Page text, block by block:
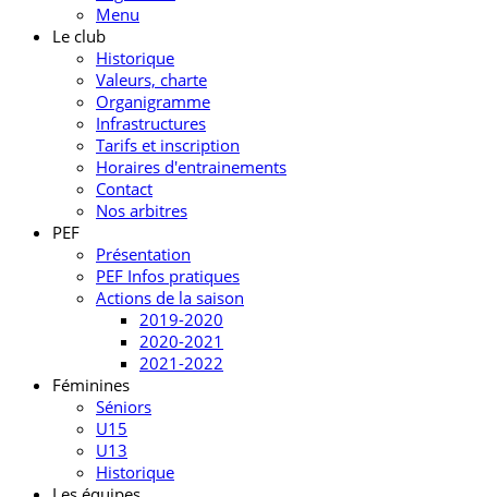
Menu
Le club
Historique
Valeurs, charte
Organigramme
Infrastructures
Tarifs et inscription
Horaires d'entrainements
Contact
Nos arbitres
PEF
Présentation
PEF Infos pratiques
Actions de la saison
2019-2020
2020-2021
2021-2022
Féminines
Séniors
U15
U13
Historique